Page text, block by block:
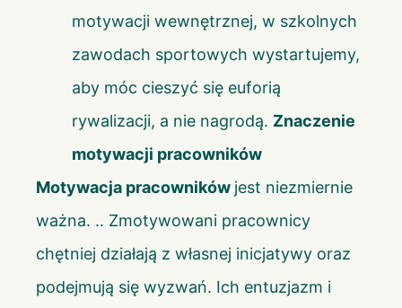
motywacji wewnętrznej, w szkolnych
zawodach sportowych wystartujemy,
aby móc cieszyć się euforią
rywalizacji, a nie nagrodą. Znaczenie
motywacji pracowników
Motywacja pracowników jest niezmiernie
ważna. .. Zmotywowani pracownicy
chętniej działają z własnej inicjatywy oraz
podejmują się wyzwań. Ich entuzjazm i